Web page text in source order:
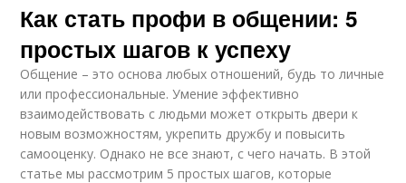
Как стать профи в общении: 5
простых шагов к успеху
Общение – это основа любых отношений, будь то личные
или профессиональные. Умение эффективно
взаимодействовать с людьми может открыть двери к
новым возможностям, укрепить дружбу и повысить
самооценку. Однако не все знают, с чего начать. В этой
статье мы рассмотрим 5 простых шагов, которые